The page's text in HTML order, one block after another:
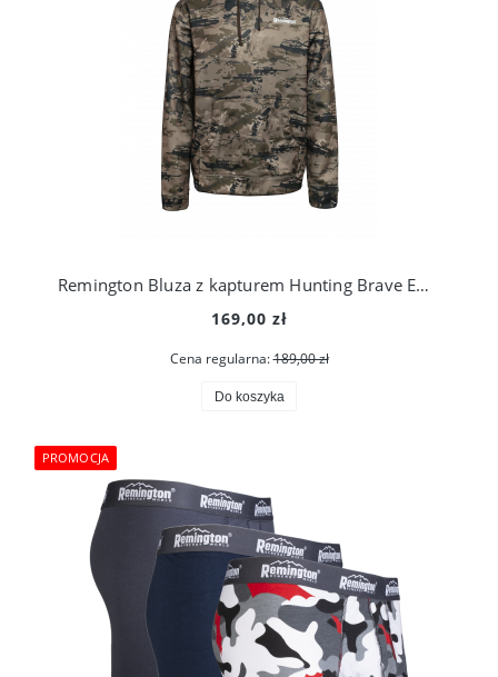
Remington Bluza z kapturem Hunting Brave EMP RM 1106-966
169,00 zł
Cena regularna:189,00 zł
Do koszyka
PROMOCJA